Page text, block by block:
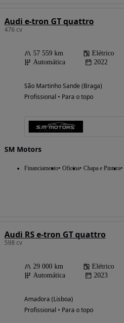
Audi e-tron GT quattro
476 cv
57 559 km
Elétrico
Automática
2022
São Martinho Sande (Braga)
Profissional • Para o topo
SM Motors
Financiamento Oficina Chapa e Pintura
Audi RS e-tron GT quattro
598 cv
29 000 km
Elétrico
Automática
2023
Amadora (Lisboa)
Profissional • Para o topo